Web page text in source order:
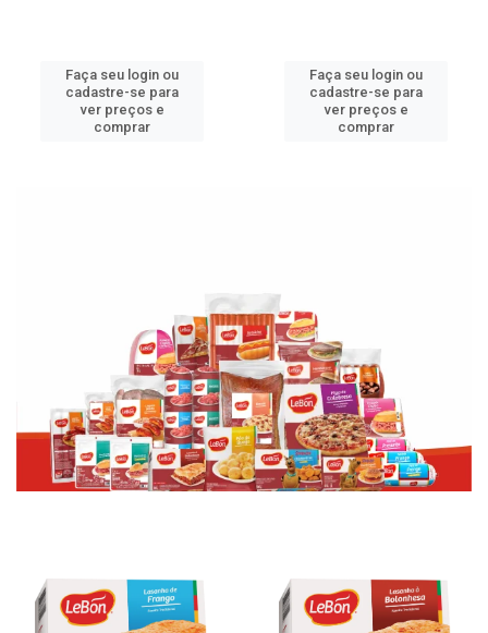
Faça seu login ou
cadastre-se para
ver preços e
comprar
Faça seu login ou
cadastre-se para
ver preços e
comprar